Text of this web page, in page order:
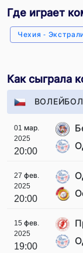
Где играет
Чехия -
Как сыграла
01 мар.
2025
20:00
27 фев.
2025
20:00
15 фев.
2025
19:00